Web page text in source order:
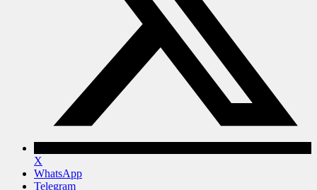
X
WhatsApp
Telegram